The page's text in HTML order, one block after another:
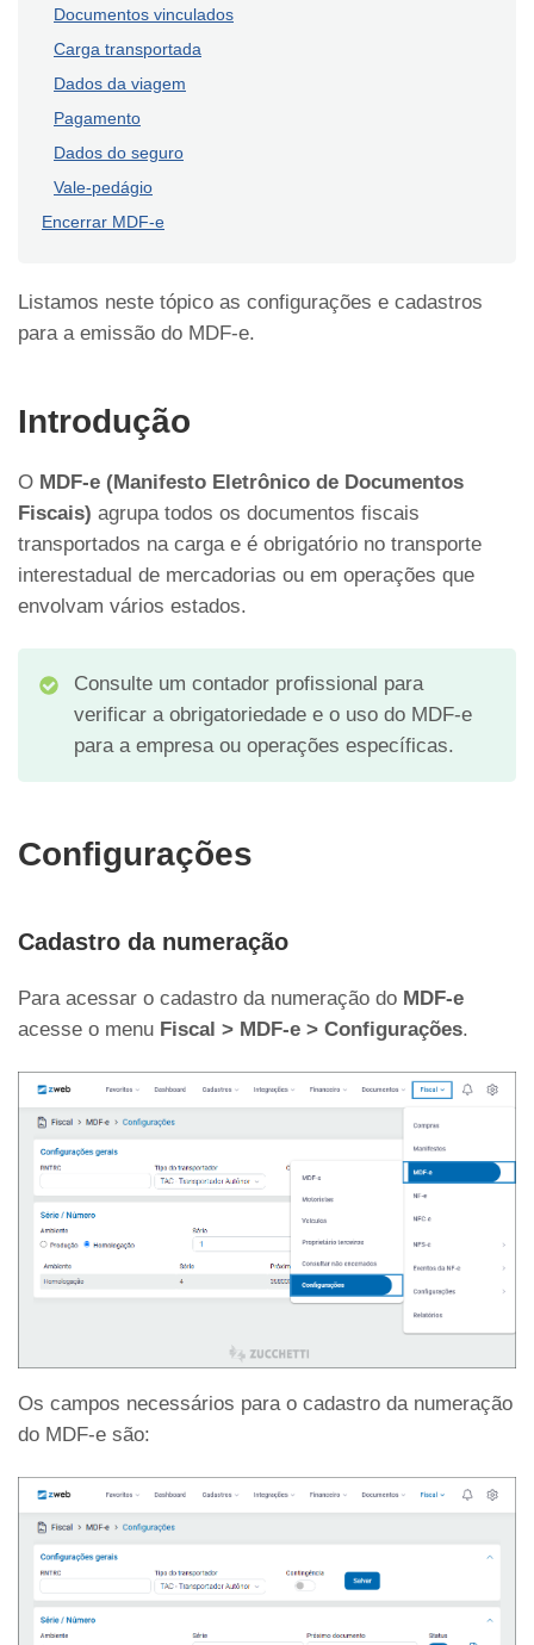
Documentos vinculados
Carga transportada
Dados da viagem
Pagamento
Dados do seguro
Vale-pedágio
Encerrar MDF-e
Listamos neste tópico as configurações e cadastros
para a emissão do MDF-e.
Introdução
O MDF-e (Manifesto Eletrônico de Documentos
Fiscais) agrupa todos os documentos fiscais
transportados na carga e é obrigatório no transporte
interestadual de mercadorias ou em operações que
envolvam vários estados.
Consulte um contador profissional para
verificar a obrigatoriedade e o uso do MDF-e
para a empresa ou operações específicas.
Configurações
Cadastro da numeração
Para acessar o cadastro da numeração do MDF-e
acesse o menu Fiscal > MDF-e > Configurações.
Os campos necessários para o cadastro da numeração
do MDF-e são: